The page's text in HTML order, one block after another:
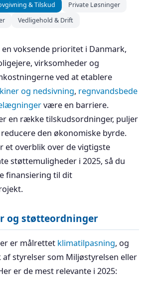
& Tilskud
Private Løsninger
Vedligehold & Drift
voksende prioritet i Danmark,
virksomheder og
ved at etablere
og nedsivning, regnvandsbede
være en barriere.
en række tilskudsordninger, puljer
den økonomiske byrde.
et overblik over de vigtigste
støttemuligheder i 2025, så du
finansiering til dit
og støtteordninger
er målrettet klimatilpasning, og
styrelser som Miljøstyrelsen eller
er de mest relevante i 2025: